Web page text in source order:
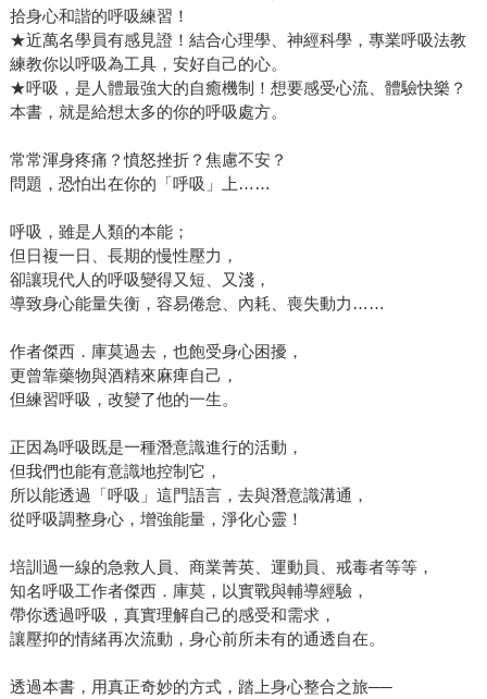
拾身心和諧的呼吸練習！
★近萬名學員有感見證！結合心理學、神經科學，專業呼吸法教
練教你以呼吸為工具，安好自己的心。
★呼吸，是人體最強大的自癒機制！想要感受心流、體驗快樂？
本書，就是給想太多的你的呼吸處方。
常常渾身疼痛？憤怒挫折？焦慮不安？
問題，恐怕出在你的「呼吸」上……
呼吸，雖是人類的本能；
但日複一日、長期的慢性壓力，
卻讓現代人的呼吸變得又短、又淺，
導致身心能量失衡，容易倦怠、內耗、喪失動力……
作者傑西．庫莫過去，也飽受身心困擾，
更曾靠藥物與酒精來麻痺自己，
但練習呼吸，改變了他的一生。
正因為呼吸既是一種潛意識進行的活動，
但我們也能有意識地控制它，
所以能透過「呼吸」這門語言，去與潛意識溝通，
從呼吸調整身心，增強能量，淨化心靈！
培訓過一線的急救人員、商業菁英、運動員、戒毒者等等，
知名呼吸工作者傑西．庫莫，以實戰與輔導經驗，
帶你透過呼吸，真實理解自己的感受和需求，
讓壓抑的情緒再次流動，身心前所未有的通透自在。
透過本書，用真正奇妙的方式，踏上身心整合之旅──